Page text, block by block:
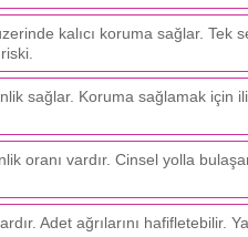
kalıcı koruma sağlar. Tek
sağlar. Koruma sağlamak için
oranı vardır. Cinsel yolla
Adet ağrılarını hafifletebilir.